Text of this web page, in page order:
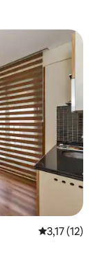
3,17 (12)